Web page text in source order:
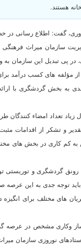
هستند.
گفت: اطلاع
سازمان میراث فرهنگی
پی تبدیل این سازمان به
های کسب درآمد
برای توجه جدی به بخش
امضاء کنندگان طرح مذکور به 200
و تشکر از اقدامات
به کم کاری در بخش های
رونق گردشگری و توریستی
توجه جدی به این عرصه
های مختلف برای
وکاری مشخص در عرصه
نوروزی سازمان